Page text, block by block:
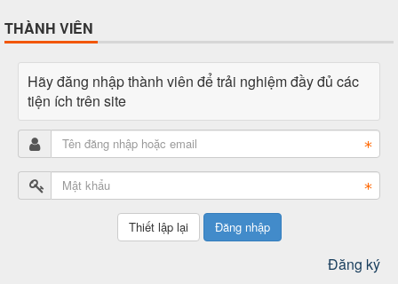
THÀNH VIÊN
Hãy đăng nhập thành viên để trải nghiệm đầy đủ các
tiện ích trên site
Đăng nhập
Đăng ký